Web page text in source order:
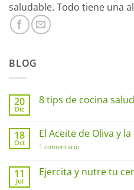
saludable. Todo tiene una
BLOG
20
Dic
8 tips de cocina
comentarios
en
tips
saludable
18
Oct
El Aceite de Oliva y
1 comentario
de
Oliva
11
Jul
Ejercita y nutre tu